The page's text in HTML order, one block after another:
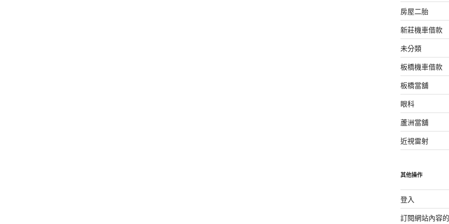
房屋二胎
新莊機車借款
未分類
板橋機車借款
板橋當舖
眼科
蘆洲當舖
近視雷射
其他操作
登入
訂閱網站內容